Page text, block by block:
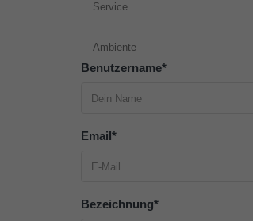
Service
Ambiente
Benutzername*
Email*
Bezeichnung*